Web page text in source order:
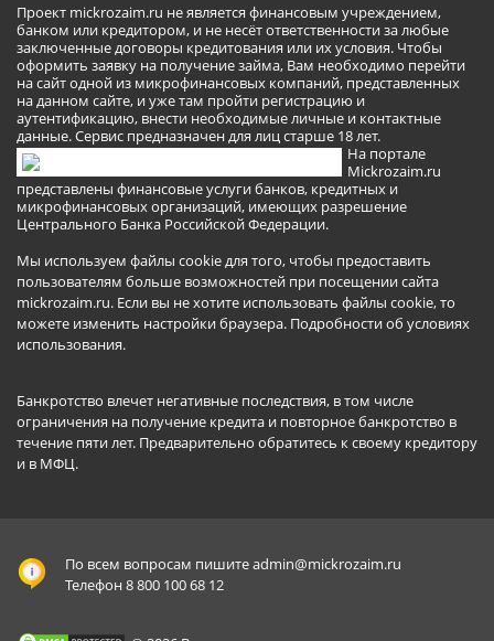
Проект mickrozaim.ru не является финансовым учреждением,
банком или кредитором, и не несёт ответственности за любые
заключенные договоры кредитования или их условия. Чтобы
оформить заявку на получение займа, Вам необходимо перейти
на сайт одной из микрофинансовых компаний, представленных
на данном сайте, и уже там пройти регистрацию и
аутентификацию, внести необходимые личные и контактные
данные. Сервис предназначен для лиц старше 18 лет.
На портале
Mickrozaim.ru
представлены финансовые услуги банков, кредитных и
микрофинансовых организаций, имеющих разрешение
Центрального Банка Российской Федерации.
Мы используем файлы cookie для того, чтобы предоставить
пользователям больше возможностей при посещении сайта
mickrozaim.ru. Если вы не хотите использовать файлы cookie, то
можете изменить настройки браузера. Подробности об условиях
использования.
Банкротство влечет негативные последствия, в том числе
ограничения на получение кредита и повторное банкротство в
течение пяти лет. Предварительно обратитесь к своему кредитору
и в МФЦ.
По всем вопросам пишитеadmin@mickrozaim.ru
Телефон 8 800 100 68 12